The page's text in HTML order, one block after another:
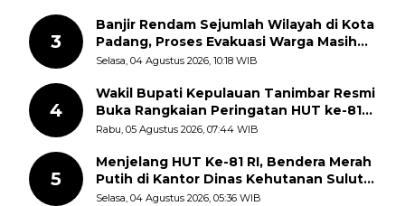
3
Banjir Rendam Sejumlah Wilayah di Kota
Padang, Proses Evakuasi Warga Masih
Berlangsung
Selasa, 04 Agustus 2026, 10:18 WIB
4
Wakil Bupati Kepulauan Tanimbar Resmi
Buka Rangkaian Peringatan HUT ke-81
Kemerdekaan RI, ASN Diajak Perkuat
Rabu, 05 Agustus 2026, 07:44 WIB
5
Menjelang HUT Ke-81 RI, Bendera Merah
Putih di Kantor Dinas Kehutanan Sulut
Disorot Warga
Selasa, 04 Agustus 2026, 05:36 WIB